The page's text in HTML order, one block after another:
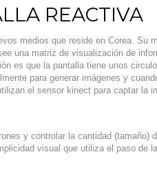
REACTIVA
medios que reside en Corea. Su
una matriz de visualización de
es que la pantalla tiene unos
para generar imágenes y
el sensor kinect para captar la
y controlar la cantidad
visual que utiliza el paso de